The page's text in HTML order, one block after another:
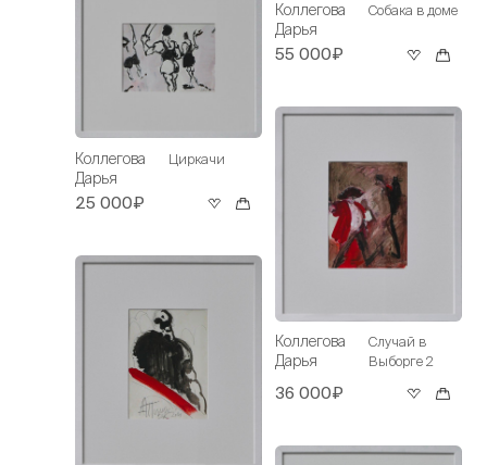
Коллегова
Дарья
Циркачи
25 000₽
Коллегова
Дарья
Собака в доме
55 000₽
Коллегова
Дарья
Случай в
Выборге 2
36 000₽